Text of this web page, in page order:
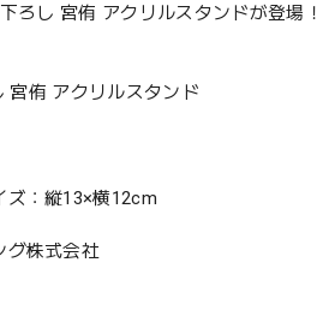
ろし 宮侑 アクリルスタンドが登場！
宮侑 アクリルスタンド
ズ：縦13×横12cm
グ株式会社